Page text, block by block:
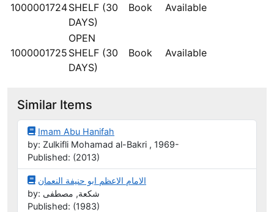
1000001724SHELF (30
DAYS)
Book Available
1000001725
OPEN
SHELF (30
DAYS)
Book Available
Similar Items
Imam Abu Hanifah
by: Zulkifli Mohamad al-Bakri , 1969-
Published: (2013)
الامام الاعظم ابو حنيفة النعمان
by: شكعة, مصطفى
Published: (1983)